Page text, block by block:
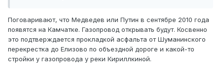
Поговаривают, что Медведев или Путин в сентябре 2010 года
появятся на Камчатке. Газопровод открывать будут. Косвенно
это подтверждается прокладкой асфальта от Шуманинского
перекрестка до Елизово по объездной дороге и какой-то
стройки у газопровода у реки Кириллкиной.